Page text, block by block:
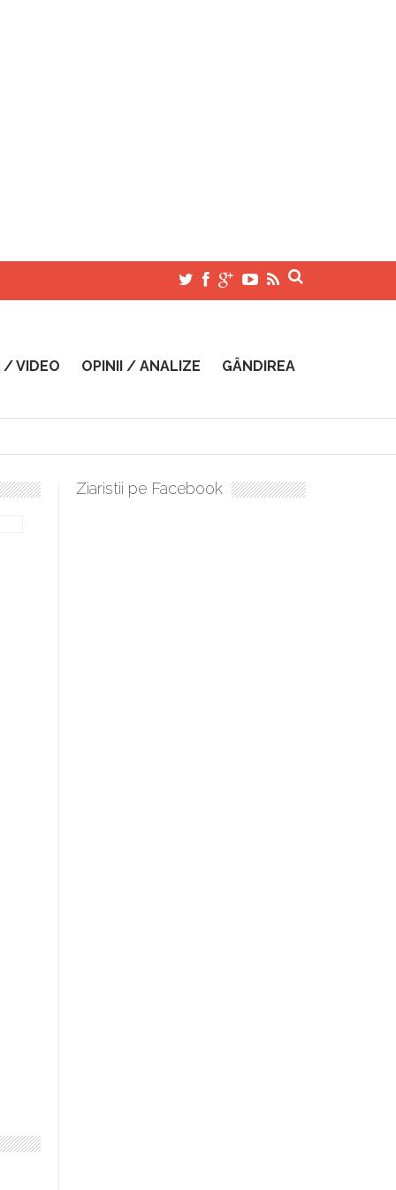
/ VIDEO OPINII / ANALIZE GÂNDIREA
sculați, boieri mari! Sara Nukina are nevoie de ajutorul nostru!
Ziaristii pe Facebook